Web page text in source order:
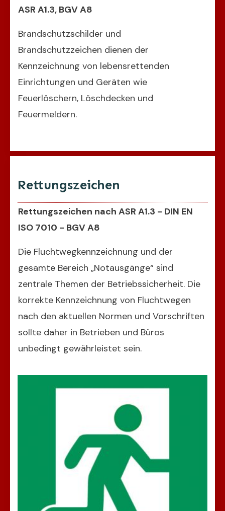
ASR A1.3, BGV A8
Brandschutzschilder und
Brandschutzzeichen dienen der
Kennzeichnung von lebensrettenden
Einrichtungen und Geräten wie
Feuerlöschern, Löschdecken und
Feuermeldern.
Rettungszeichen
Rettungszeichen nach ASR A1.3 - DIN EN
ISO 7010 - BGV A8
Die Fluchtwegkennzeichnung und der
gesamte Bereich „Notausgänge“ sind
zentrale Themen der Betriebssicherheit. Die
korrekte Kennzeichnung von Fluchtwegen
nach den aktuellen Normen und Vorschriften
sollte daher in Betrieben und Büros
unbedingt gewährleistet sein.